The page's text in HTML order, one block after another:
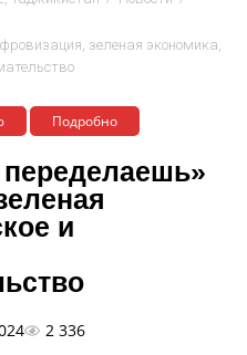
зеленая экономика,
Подробно
и
2 336